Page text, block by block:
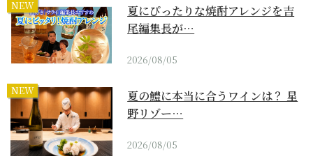
NEW
夏にぴったりな焼酎アレンジを吉
尾編集長が…
2026/08/05
NEW
夏の鱧に本当に合うワインは？ 星
野リゾー…
2026/08/05